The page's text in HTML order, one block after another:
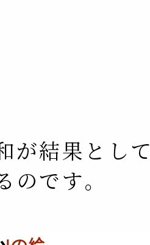
が結果として
のです｡